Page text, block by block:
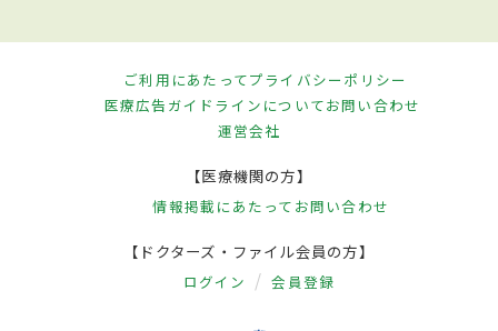
ご利用にあたってプライバシーポリシー
医療広告ガイドラインについてお問い合わせ
運営会社
【医療機関の方】
情報掲載にあたって お問い合わせ
【ドクターズ・ファイル会員の方】
ログイン 会員登録